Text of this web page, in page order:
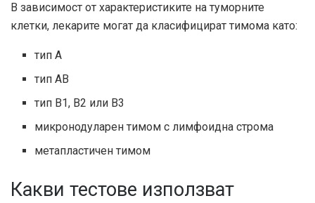
В зависимост от характеристиките на туморните
клетки, лекарите могат да класифицират тимома като:
тип А
тип AB
тип B1, B2 или B3
микронодуларен тимом с лимфоидна строма
метапластичен тимом
Какви тестове използват